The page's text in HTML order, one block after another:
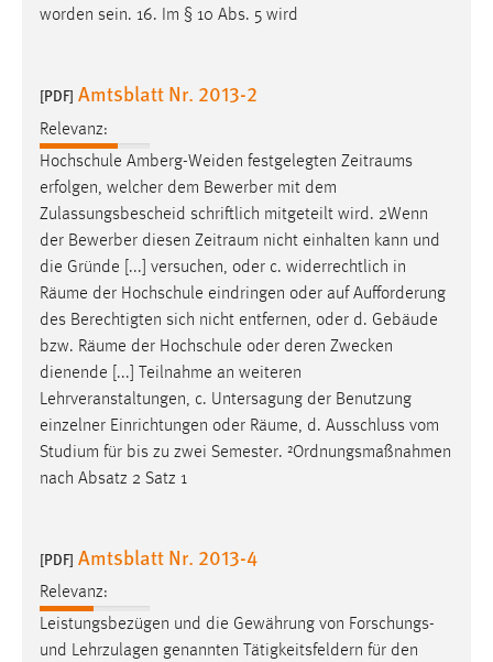
worden sein. 16. Im § 10 Abs. 5 wird
[PDF] Amtsblatt Nr. 2013-2
Relevanz:
Hochschule Amberg-Weiden festgelegten Zeitraums
erfolgen, welcher dem Bewerber mit dem
Zulassungsbescheid schriftlich mitgeteilt wird. 2Wenn
der Bewerber diesen Zeitraum nicht einhalten kann und
die Gründe [...] versuchen, oder c. widerrechtlich in
Räume der Hochschule eindringen oder auf Aufforderung
des Berechtigten sich nicht entfernen, oder d. Gebäude
bzw. Räume der Hochschule oder deren Zwecken
dienende [...] Teilnahme an weiteren
Lehrveranstaltungen, c. Untersagung der Benutzung
einzelner Einrichtungen oder Räume, d. Ausschluss vom
Studium für bis zu zwei Semester. ²Ordnungsmaßnahmen
nach Absatz 2 Satz 1
[PDF] Amtsblatt Nr. 2013-4
Relevanz:
Leistungsbezügen und die Gewährung von Forschungs-
und Lehrzulagen genannten Tätigkeitsfeldern für den